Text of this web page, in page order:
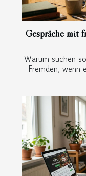
Gespräche mit
Warum suchen
Fremden, wenn